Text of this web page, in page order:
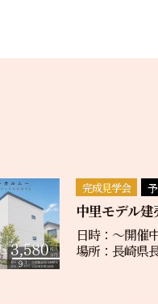
完成見学会
中里モデル
日時：〜開催
場所：長崎県